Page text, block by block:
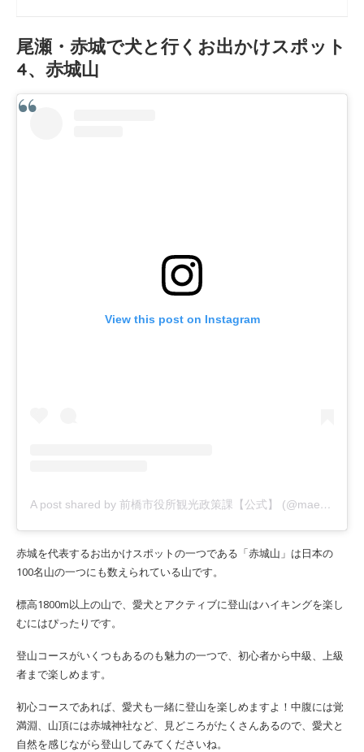
尾瀬・赤城で犬と行くお出かけスポット
4、赤城山
View this post on Instagram
A post shared by 前橋市役所観光政策課【公式】 (@maebashi_trip)
赤城を代表するお出かけスポットの一つである「赤城山」は日本の
100名山の一つにも数えられている山です。
標高1800m以上の山で、愛犬とアクティブに登山はハイキングを楽し
むにはぴったりです。
登山コースがいくつもあるのも魅力の一つで、初心者から中級、上級
者まで楽しめます。
初心コースであれば、愛犬も一緒に登山を楽しめますよ！中腹には覚
満淵、山頂には赤城神社など、見どころがたくさんあるので、愛犬と
自然を感じながら登山してみてくださいね。